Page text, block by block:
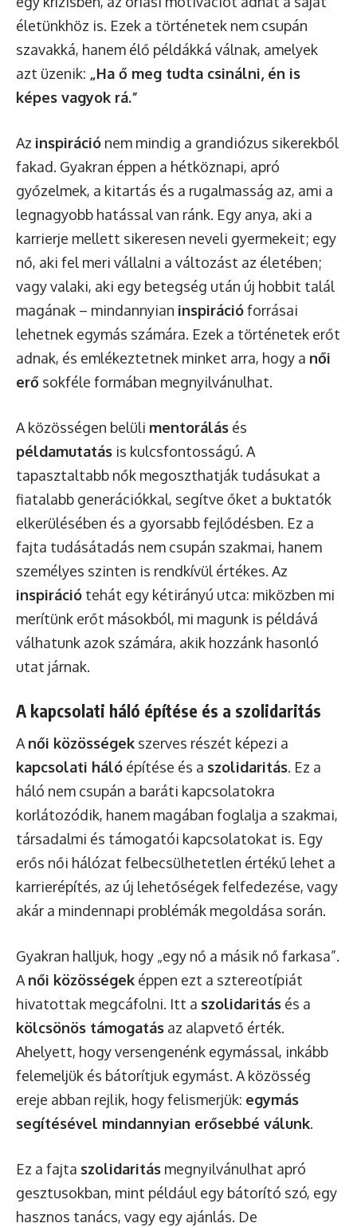
életünkhöz is. Ezek a történetek nem csupán
szavakká, hanem élő példákká válnak, amelyek
azt üzenik: „Ha ő meg tudta csinálni, én is
képes vagyok rá.”
Az inspiráció nem mindig a grandiózus sikerekből
fakad. Gyakran éppen a hétköznapi, apró
győzelmek, a kitartás és a rugalmasság az, ami a
legnagyobb hatással van ránk. Egy anya, aki a
karrierje mellett sikeresen neveli gyermekeit; egy
nő, aki fel meri vállalni a változást az életében;
vagy valaki, aki egy betegség után új hobbit talál
magának – mindannyian inspirációforrásai
lehetnek egymás számára. Ezek a történetek erőt
adnak, és emlékeztetnek minket arra, hogy a női
erő sokféle formában megnyilvánulhat.
A közösségen belüli mentorálás és
példamutatás is kulcsfontosságú. A
tapasztaltabb nők megoszthatják tudásukat a
fiatalabb generációkkal, segítve őket a buktatók
elkerülésében és a gyorsabb fejlődésben. Ez a
fajta tudásátadás nem csupán szakmai, hanem
személyes szinten is rendkívül értékes. Az
inspiráció tehát egy kétirányú utca: miközben mi
merítünk erőt másokból, mi magunk is példává
válhatunk azok számára, akik hozzánk hasonló
utat járnak.
A kapcsolati háló építése és a szolidaritás
A női közösségek szerves részét képezi a
kapcsolati háló építése és a szolidaritás. Ez a
háló nem csupán a baráti kapcsolatokra
korlátozódik, hanem magában foglalja a szakmai,
társadalmi és támogatói kapcsolatokat is. Egy
erős női hálózat felbecsülhetetlen értékű lehet a
karrierépítés, az új lehetőségek felfedezése, vagy
akár a mindennapi problémák megoldása során.
Gyakran halljuk, hogy „egy nő a másik nő farkasa”.
A női közösségek éppen ezt a sztereotípiát
hivatottak megcáfolni. Itt a szolidaritás és a
kölcsönös támogatás az alapvető érték.
Ahelyett, hogy versengenénk egymással, inkább
felemeljük és bátorítjuk egymást. A közösség
ereje abban rejlik, hogy felismerjük: egymás
segítésével mindannyian erősebbé válunk.
Ez a fajta szolidaritás megnyilvánulhat apró
gesztusokban, mint például egy bátorító szó, egy
hasznos tanács, vagy egy ajánlás. De